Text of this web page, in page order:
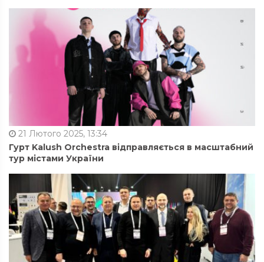
21 Лютого 2025, 13:34
Гурт Kalush Orchestra відправляється в масштабний
тур містами України